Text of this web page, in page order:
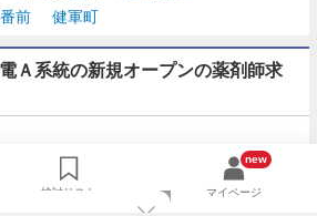
前 健軍町
Ａ系統の新規オープンの薬剤師求
パート・アルバイト
検討リスト
new
マイページ